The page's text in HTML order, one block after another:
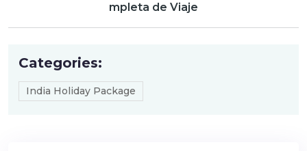
mpleta de Viaje
Categories:
India Holiday Package